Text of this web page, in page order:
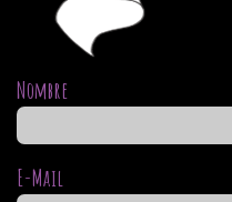
Nombre
E-Mail